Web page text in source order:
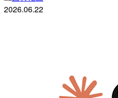
2026.06.22